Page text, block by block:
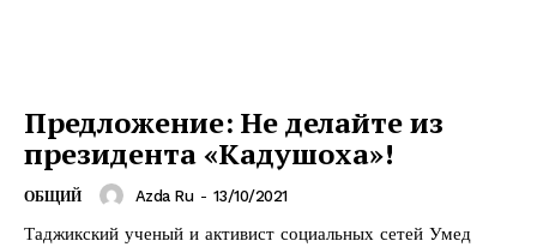
Предложение: Не делайте из
президента «Кадушоха»!
ОБЩИЙ Azda Ru - 13/10/2021
Таджикский ученый и активист социальных сетей Умед